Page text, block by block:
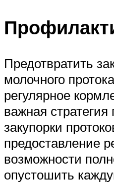
Предотвратить
молочного
регулярное
важная
закупорки
предоставление
возможности
опустошить